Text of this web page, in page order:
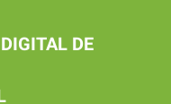
DE